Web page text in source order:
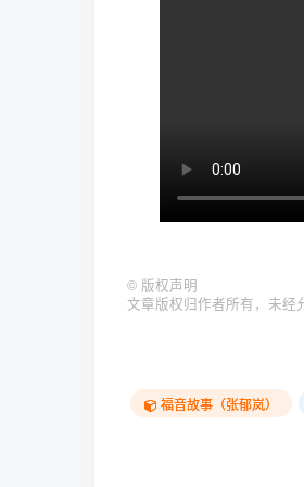
© 版权声明
文章版权归作者所有，未经
福音故事（张郁岚）